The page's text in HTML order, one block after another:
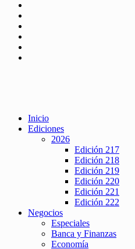
Inicio
Ediciones
2026
Edición 217
Edición 218
Edición 219
Edición 220
Edición 221
Edición 222
Negocios
Especiales
Banca y Finanzas
Economía